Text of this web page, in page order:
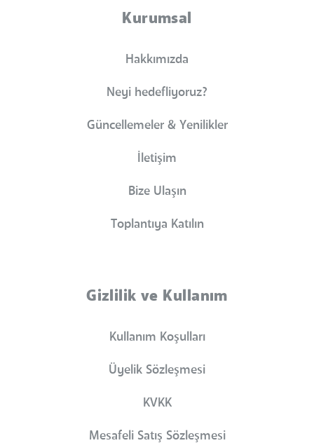
Kurumsal
Hakkımızda
Neyi hedefliyoruz?
Güncellemeler & Yenilikler
İletişim
Bize Ulaşın
Toplantıya Katılın
Gizlilik ve Kullanım
Kullanım Koşulları
Üyelik Sözleşmesi
KVKK
Mesafeli Satış Sözleşmesi